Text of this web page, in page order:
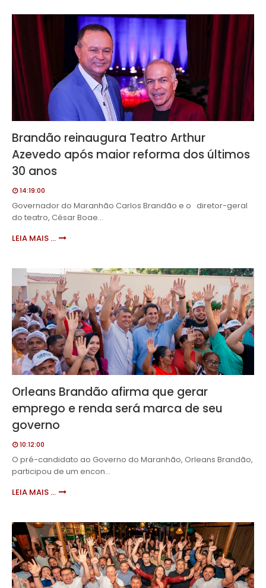
Brandão reinaugura Teatro Arthur
Azevedo após maior reforma dos últimos
30 anos
14:19:00
Governador do Maranhão Carlos Brandão e o diretor-geral
do teatro, César Boae…
LEIA MAIS ...
Orleans Brandão afirma que gerar
emprego e renda será marca de seu
governo
10:12:00
O pré-candidato ao Governo do Maranhão, Orleans Brandão,
participou de um encon…
LEIA MAIS ...